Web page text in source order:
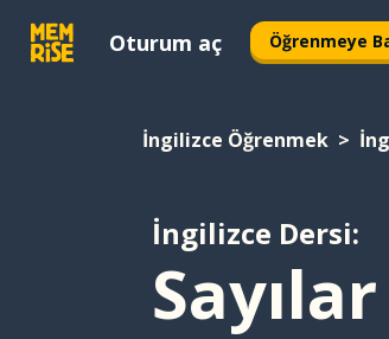
Oturum aç Öğrenmeye
İngilizce Öğrenmek
İngilizce Dersi:
Sayılar